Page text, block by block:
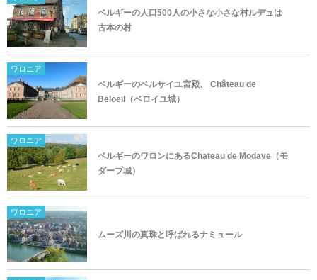
ベルギーの人口500人の小さな小さな村ルデュは
古本の村
ワロニア
ベルギーのベルサイユ宮殿、 Château de
Beloeil（ベロイユ城）
ワロニア
ベルギーのワロンにあるChateau de Modave（モ
ダーブ城）
ワロニア
ムーズ川の真珠と呼ばれるナミュール